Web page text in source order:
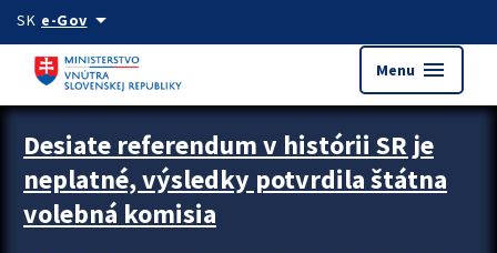
Preskocit na hlavný obsah
SK e-Govarrow_drop_down
Menu menu
Zastavit automatický posun upútavok
Desiate referendum v histórii SR je
neplatné, výsledky potvrdila štátna
volebná komisia